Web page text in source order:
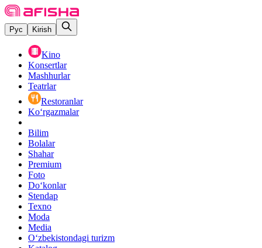
Рус Kirish
Kino
Konsertlar
Mashhurlar
Teatrlar
Restoranlar
Ko‘rgazmalar
Bilim
Bolalar
Shahar
Premium
Foto
Do‘konlar
Stendap
Texno
Moda
Media
O‘zbekistondagi turizm